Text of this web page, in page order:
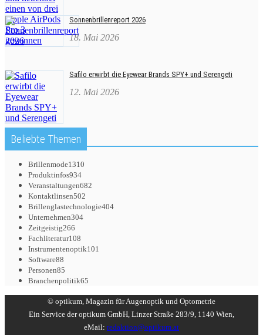
Sonnenbrillenreport 2026
18. Mai 2026
Safilo erwirbt die Eyewear Brands SPY+ und Serengeti
12. Mai 2026
Beliebte Themen
Brillenmode1310
Produktinfos934
Veranstaltungen682
Kontaktlinsen502
Brillenglastechnologie404
Unternehmen304
Zeitgeistig266
Fachliteratur108
Instrumentenoptik101
Software88
Personen85
Branchenpolitik65
© optikum, Magazin für Augenoptik und Optometrie
Ein Service der optikum GmbH, Linzer Straße 283/9, 1140 Wien,
eMail: redaktion@optikum.at